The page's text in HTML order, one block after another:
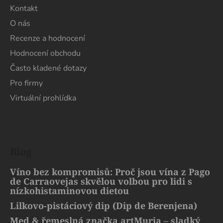
Kontakt
O nás
Recenze a hodnocení
Hodnocení obchodu
Často kladené dotazy
Pro firmy
Virtuální prohlídka
Víno bez kompromisů: Proč jsou vína z Pago
de Carraovejas skvělou volbou pro lidi s
nízkohistaminovou dietou
Lilkovo-pistáciový dip (Dip de Berenjena)
Med & řemeslná značka artMuria – sladký